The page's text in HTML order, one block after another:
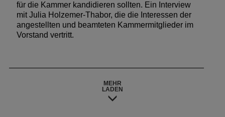
für die Kammer kandidieren sollten. Ein Interview
mit Julia Holzemer-Thabor, die die Interessen der
angestellten und beamteten Kammermitglieder im
Vorstand vertritt.
MEHR
LADEN